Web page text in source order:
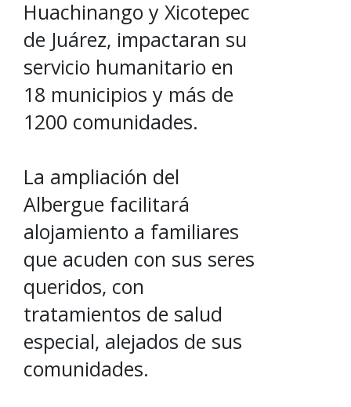
Huachinango y Xicotepec
de Juárez, impactaran su
servicio humanitario en
18 municipios y más de
1200 comunidades.
La ampliación del
Albergue facilitará
alojamiento a familiares
que acuden con sus seres
queridos, con
tratamientos de salud
especial, alejados de sus
comunidades.